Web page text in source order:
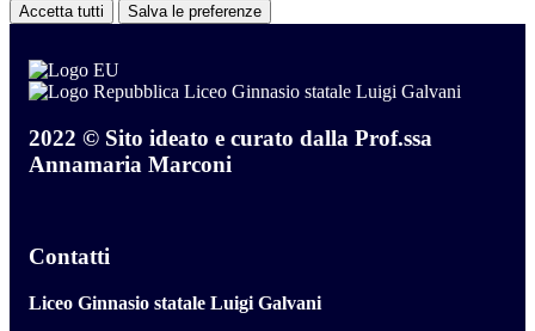
Accetta tutti Salva le preferenze
Liceo Ginnasio statale Luigi Galvani
2022 © Sito ideato e curato dalla Prof.ssa
Annamaria Marconi
Contatti
Liceo Ginnasio statale Luigi Galvani